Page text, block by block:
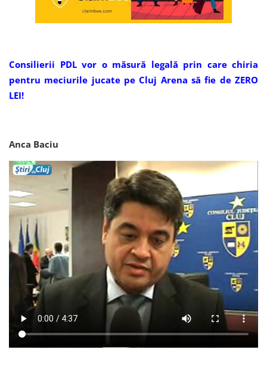
Consilierii PDL vor o măsură legală prin care chiria
pentru meciurile jucate pe Cluj Arena să fie de ZERO
LEI!
Anca Baciu